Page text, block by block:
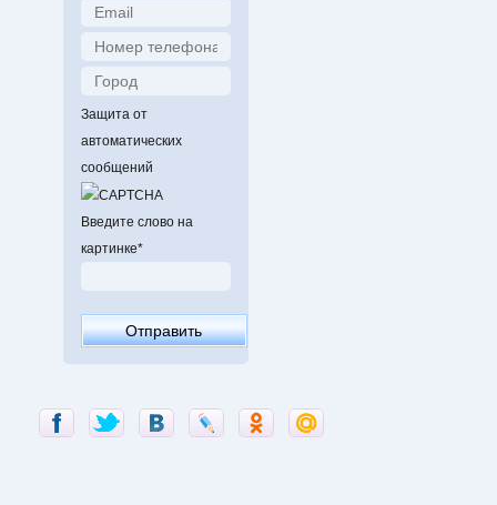
Защита от
автоматических
сообщений
Введите слово на
картинке*